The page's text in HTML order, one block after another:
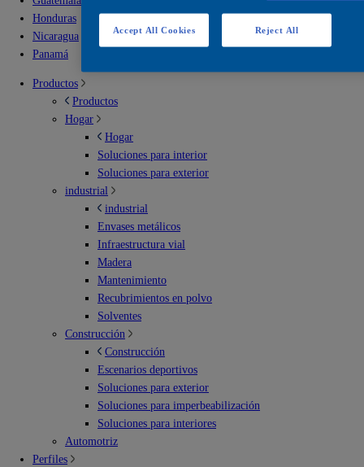
Honduras
Nicaragua
Panamá
Productos
Productos
Hogar
Hogar
Soluciones para interior
Soluciones para exterior
industrial
industrial
Envases metálicos
Infraestructura vial
Madera
Mantenimiento
Recubrimientos en polvo
Solventes
Construcción
Construcción
Escenarios deportivos
Soluciones para exterior
Soluciones para imperbeabilización
Soluciones para interiores
Automotriz
Perfiles
Reject All
Accept All Cookies